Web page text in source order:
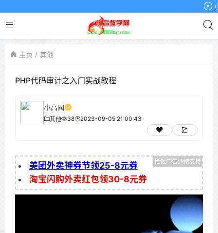
小
主页 其他
PHP代码审计之入门实战教程
小高网
其他 38 2023-09-05 21:00:43
美团外卖神券节领25-8元券
淘宝闪购外卖红包领30-8元券